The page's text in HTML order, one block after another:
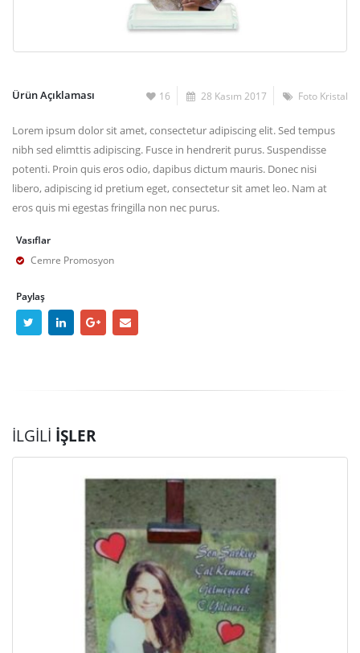
Ürün Açıklaması 16 28 Kasım 2017 Foto Kristal
Lorem ipsum dolor sit amet, consectetur adipiscing elit. Sed tempus
nibh sed elimttis adipiscing. Fusce in hendrerit purus. Suspendisse
potenti. Proin quis eros odio, dapibus dictum mauris. Donec nisi
libero, adipiscing id pretium eget, consectetur sit amet leo. Nam at
eros quis mi egestas fringilla non nec purus.
Vasıflar
Cemre Promosyon
Paylaş
İLGILI İŞLER